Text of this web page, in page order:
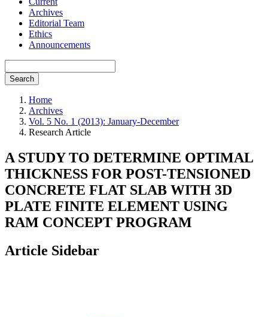
Archives
Editorial Team
Ethics
Announcements
Search
Home
Archives
Vol. 5 No. 1 (2013): January-December
Research Article
A STUDY TO DETERMINE OPTIMAL
THICKNESS FOR POST-TENSIONED
CONCRETE FLAT SLAB WITH 3D
PLATE FINITE ELEMENT USING
RAM CONCEPT PROGRAM
Article Sidebar